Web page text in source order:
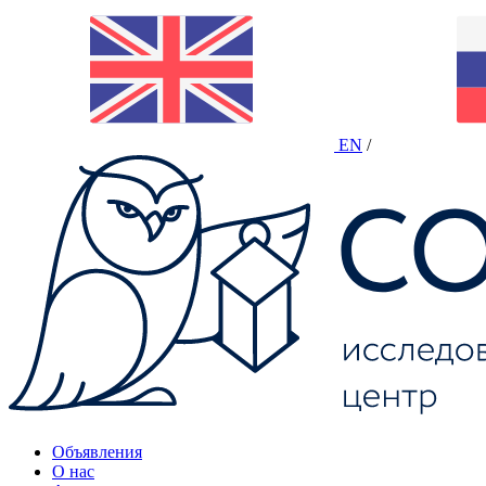
EN /
Объявления
О нас